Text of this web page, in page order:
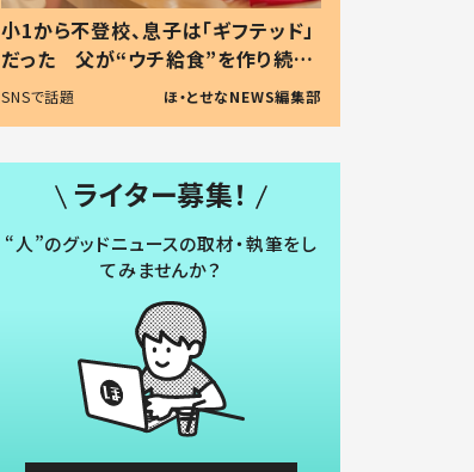
小1から不登校、息子は「ギフテッド」
だった 父が“ウチ給食”を作り続け
る理由とは #令和の親 #令和の子
SNSで話題 ほ・とせなNEWS編集部
ライター募集！
“人”のグッドニュースの取材・執筆をし
てみませんか？